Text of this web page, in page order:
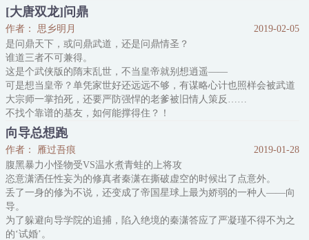
涨功德，做坏事减功德，这功德还看不见摸不着。
不过，凌青云发誓，他定要攒下一亿功德，让庄诚再世为人！
这是一个在末世这个考验人性的环境里，主角为了得到功德杀丧尸救
人拼命做好事扮圣母最后成为救世主的故事～众：你真是个好人啊！
凌青云：靠！老子混黑社会的这会儿竟然成了民族英雄了
[大唐双龙]问鼎
作者： 思乡明月
2019-02-05
是问鼎天下，或问鼎武道，还是问鼎情圣？
谁道三者不可兼得。
这是个武侠版的隋末乱世，不当皇帝就别想逍遥——
可是想当皇帝？单凭家世好还远远不够，有谋略心计也照样会被武道
大宗师一掌拍死，还要严防强悍的老爹被旧情人策反……
不找个靠谱的基友，如何能撑得住？！
CP宋师道X寇仲
强强HE，正剧偏轻松风格，JQ与剧情齐飞。
没看过大唐双龙原著不影响阅读本文
内容标签：强强 武侠 江湖恩怨 天之骄子
搜索关键字：主角：宋师道，寇仲 ┃ 配角：徐子陵，婠婠，宋缺，
宋玉致，师妃暄等 ┃ 其它：大唐双龙
向导总想跑
作者： 雁过吾痕
2019-01-28
腹黑暴力小怪物受VS温水煮青蛙的上将攻
恣意潇洒任性妄为的修真者秦潇在撕破虚空的时候出了点意外。
丢了一身的修为不说，还变成了帝国星球上最为娇弱的一种人——向
导。
为了躲避向导学院的追捕，陷入绝境的秦潇答应了严凝瑾不得不为之
的‘试婚’。